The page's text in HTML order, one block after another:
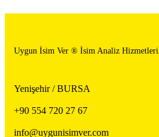
Uygun İsim Ver ® İsim Analiz Hizmetleri
Yenişehir / BURSA
+90 554 720 27 67
info@uygunisimver.com